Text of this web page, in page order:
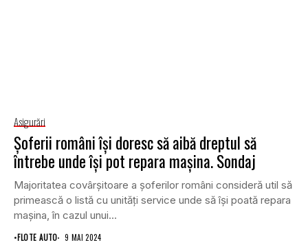
Asigurări
Șoferii români își doresc să aibă dreptul să
întrebe unde își pot repara mașina. Sondaj
Majoritatea covârșitoare a șoferilor români consideră util să
primească o listă cu unități service unde să își poată repara
mașina, în cazul unui...
•FLOTE AUTO 9 MAI 2024